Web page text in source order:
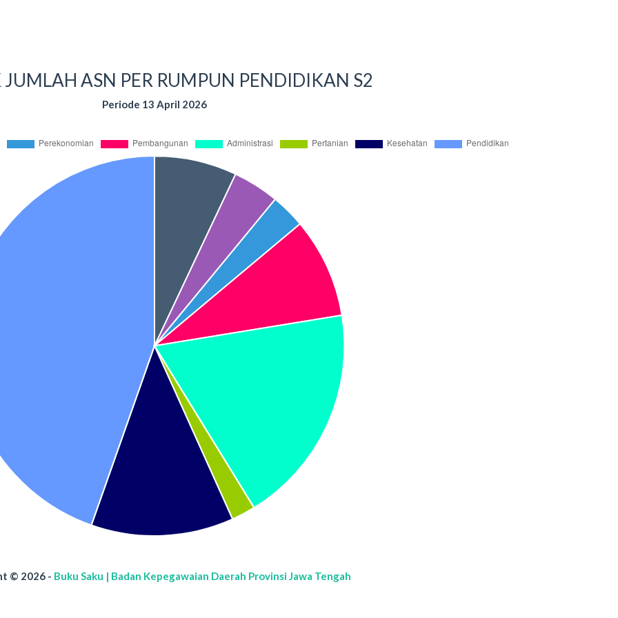
JUMLAH ASN PER RUMPUN PENDIDIKAN S2
Periode 13 April 2026
© 2026 - Buku Saku | Badan Kepegawaian Daerah Provinsi Jawa Tengah